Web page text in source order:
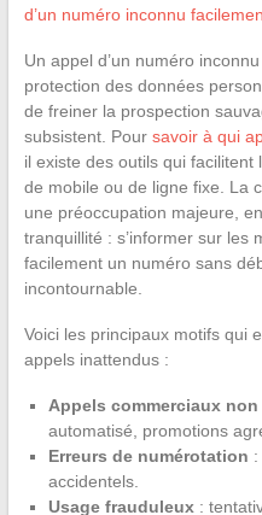
d’un numéro inconnu
Un appel d’un numéro
protection des données
de freiner la prospection
subsistent. Pour savoir à qui
il existe des outils qui facilitent
de mobile ou de ligne fixe. La
une préoccupation majeure,
tranquillité : s’informer sur les
facilement un numéro sans
incontournable.
Voici les principaux motifs qui
appels inattendus :
Appels commerciaux
automatisé, promotions
Erreurs de numérotation
accidentels.
Usage frauduleux: